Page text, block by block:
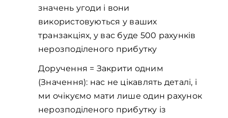
значень угоди і вони
використовуються у ваших
транзакціях, у вас буде 500 рахунків
нерозподіленого прибутку
Доручення = Закрити одним
(Значення): нас не цікавлять деталі, і
ми очікуємо мати лише один рахунок
нерозподіленого прибутку із